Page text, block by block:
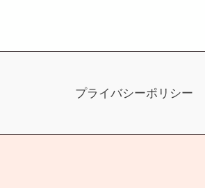
プライバシーポリシー